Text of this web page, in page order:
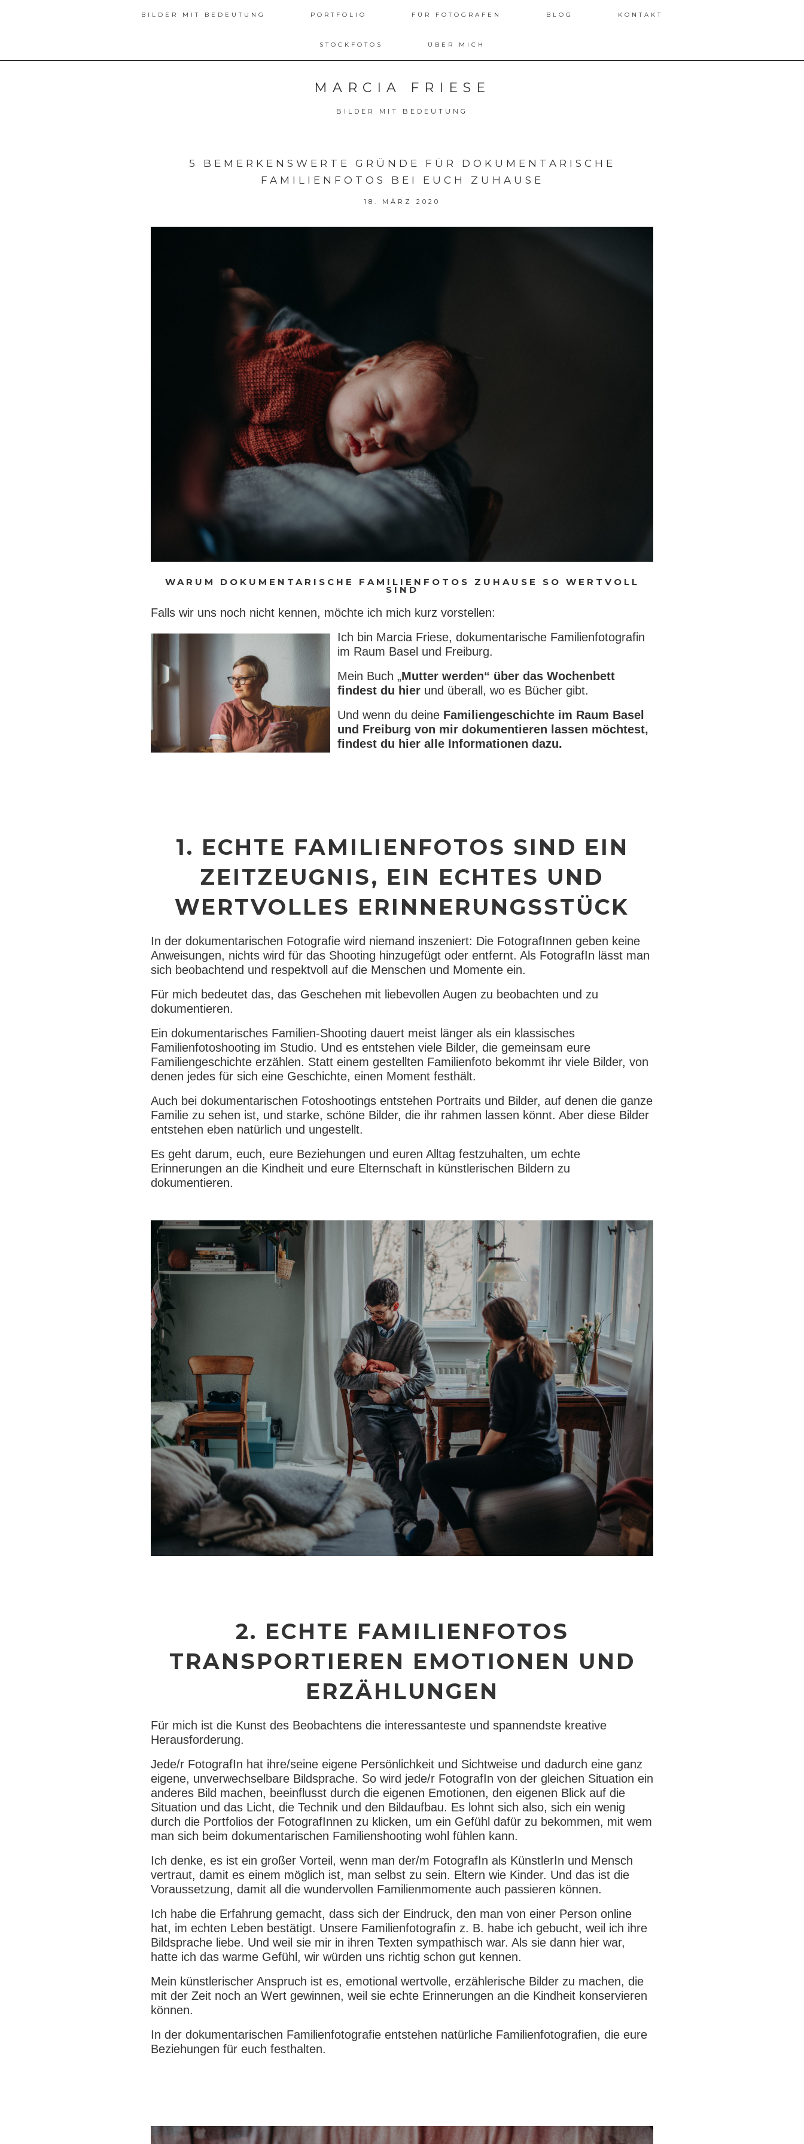
BILDER MIT BEDEUTUNG PORTFOLIO FÜR FOTOGRAFEN BLOG KONTAKT
STOCKFOTOS ÜBER MICH
MARCIA FRIESE
BILDER MIT BEDEUTUNG
5 BEMERKENSWERTE GRÜNDE FÜR DOKUMENTARISCHE
FAMILIENFOTOS BEI EUCH ZUHAUSE
18. MÄRZ 2020
WARUM DOKUMENTARISCHE FAMILIENFOTOS ZUHAUSE SO WERTVOLL
SIND
Falls wir uns noch nicht kennen, möchte ich mich kurz vorstellen:
Ich bin Marcia Friese, dokumentarische Familienfotografin
im Raum Basel und Freiburg.
Mein Buch „Mutter werden“ über das Wochenbett
findest du hier und überall, wo es Bücher gibt.
Und wenn du deine Familiengeschichte im Raum Basel
und Freiburg von mir dokumentieren lassen möchtest,
findest du hier alle Informationen dazu.
1. ECHTE FAMILIENFOTOS SIND EIN
ZEITZEUGNIS, EIN ECHTES UND
WERTVOLLES ERINNERUNGSSTÜCK
In der dokumentarischen Fotografie wird niemand inszeniert: Die FotografInnen geben keine
Anweisungen, nichts wird für das Shooting hinzugefügt oder entfernt. Als FotografIn lässt man
sich beobachtend und respektvoll auf die Menschen und Momente ein.
Für mich bedeutet das, das Geschehen mit liebevollen Augen zu beobachten und zu
dokumentieren.
Ein dokumentarisches Familien-Shooting dauert meist länger als ein klassisches
Familienfotoshooting im Studio. Und es entstehen viele Bilder, die gemeinsam eure
Familiengeschichte erzählen. Statt einem gestellten Familienfoto bekommt ihr viele Bilder, von
denen jedes für sich eine Geschichte, einen Moment festhält.
Auch bei dokumentarischen Fotoshootings entstehen Portraits und Bilder, auf denen die ganze
Familie zu sehen ist, und starke, schöne Bilder, die ihr rahmen lassen könnt. Aber diese Bilder
entstehen eben natürlich und ungestellt.
Es geht darum, euch, eure Beziehungen und euren Alltag festzuhalten, um echte
Erinnerungen an die Kindheit und eure Elternschaft in künstlerischen Bildern zu
dokumentieren.
2. ECHTE FAMILIENFOTOS
TRANSPORTIEREN EMOTIONEN UND
ERZÄHLUNGEN
Für mich ist die Kunst des Beobachtens die interessanteste und spannendste kreative
Herausforderung.
Jede/r FotografIn hat ihre/seine eigene Persönlichkeit und Sichtweise und dadurch eine ganz
eigene, unverwechselbare Bildsprache. So wird jede/r FotografIn von der gleichen Situation ein
anderes Bild machen, beeinflusst durch die eigenen Emotionen, den eigenen Blick auf die
Situation und das Licht, die Technik und den Bildaufbau. Es lohnt sich also, sich ein wenig
durch die Portfolios der FotografInnen zu klicken, um ein Gefühl dafür zu bekommen, mit wem
man sich beim dokumentarischen Familienshooting wohl fühlen kann.
Ich denke, es ist ein großer Vorteil, wenn man der/m FotografIn als KünstlerIn und Mensch
vertraut, damit es einem möglich ist, man selbst zu sein. Eltern wie Kinder. Und das ist die
Voraussetzung, damit all die wundervollen Familienmomente auch passieren können.
Ich habe die Erfahrung gemacht, dass sich der Eindruck, den man von einer Person online
hat, im echten Leben bestätigt. Unsere Familienfotografin z. B. habe ich gebucht, weil ich ihre
Bildsprache liebe. Und weil sie mir in ihren Texten sympathisch war. Als sie dann hier war,
hatte ich das warme Gefühl, wir würden uns richtig schon gut kennen.
Mein künstlerischer Anspruch ist es, emotional wertvolle, erzählerische Bilder zu machen, die
mit der Zeit noch an Wert gewinnen, weil sie echte Erinnerungen an die Kindheit konservieren
können.
In der dokumentarischen Familienfotografie entstehen natürliche Familienfotografien, die eure
Beziehungen für euch festhalten.